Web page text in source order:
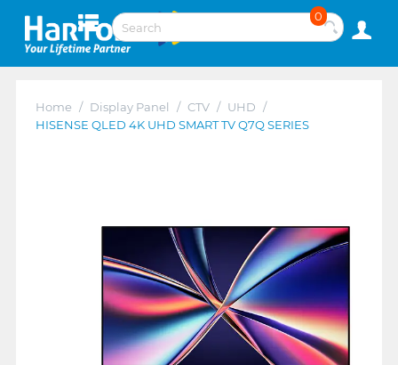
0
Home / Display Panel / CTV / UHD /
HISENSE QLED 4K UHD SMART TV Q7Q SERIES